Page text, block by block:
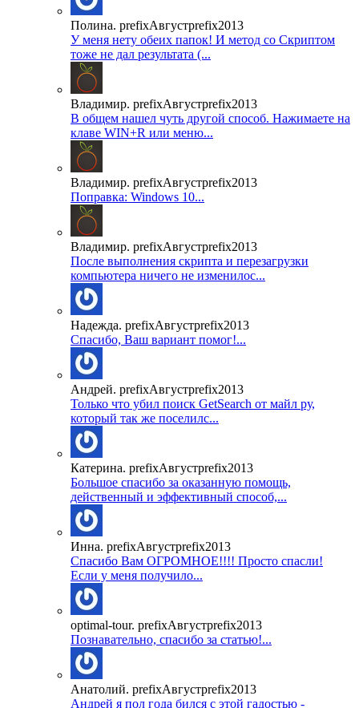
Полина. prefixАвгустprefix2013
У меня нету обеих папок! И метод со Скриптом
тоже не дал результата (...
Владимир. prefixАвгустprefix2013
В общем нашел чуть другой способ. Нажимаете на
клаве WIN+R или меню...
Владимир. prefixАвгустprefix2013
Поправка: Windows 10...
Владимир. prefixАвгустprefix2013
После выполнения скрипта и перезагрузки
компьютера ничего не изменилос...
Надежда. prefixАвгустprefix2013
Спасибо, Ваш вариант помог!...
Андрей. prefixАвгустprefix2013
Только что убил поиск GetSearch от майл ру,
который так же поселилс...
Катерина. prefixАвгустprefix2013
Большое спасибо за оказанную помощь,
действенный и эффективный способ,...
Инна. prefixАвгустprefix2013
Спасибо Вам ОГРОМНОЕ!!!! Просто спасли!
Если у меня получило...
optimal-tour. prefixАвгустprefix2013
Познавательно, спасибо за статью!...
Анатолий. prefixАвгустprefix2013
Андрей я пол года бился с этой гадостью -